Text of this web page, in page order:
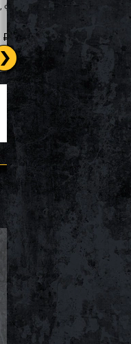
насос
i
для игры
с
уп.2